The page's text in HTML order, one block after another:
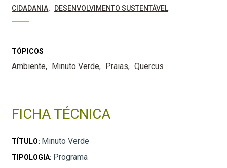
CIDADANIA
DESENVOLVIMENTO SUSTENTÁVEL
TÓPICOS
Ambiente Minuto Verde Praias Quercus
FICHA TÉCNICA
TÍTULO: Minuto Verde
TIPOLOGIA: Programa